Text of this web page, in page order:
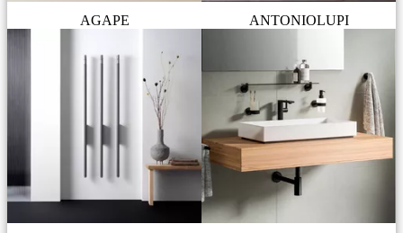
AGAPE ANTONIOLUPI